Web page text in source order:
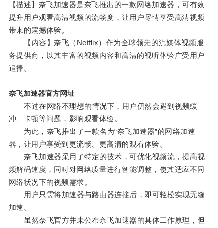
【描述】奈飞加速器是奈飞推出的一款网络加速器，可有效
提升用户观看高清视频的流畅度，让用户尽情享受高清视频
带来的震撼体验。
【内容】奈飞（Netflix）作为全球领先的流媒体视频服
务提供商，以其丰富的视频内容和高清的视听体验广受用户
追捧。
奈飞加速器官方网址
不过在网络不理想的情况下，用户仍然会遇到视频缓
冲、卡顿等问题，影响观看体验。
为此，奈飞推出了一款名为“奈飞加速器”的网络加速
器，让用户享受到更流畅、更高清的观看体验。
奈飞加速器采用了特定的技术，可优化视频流，提高视
频解码速度，同时对网络质量进行智能调整，使其适应不同
网络状况下的视频需求。
用户只需将加速器与路由器连接后，即可轻松实现无缝
加速。
虽然奈飞官方并未公布奈飞加速器的具体工作原理，但